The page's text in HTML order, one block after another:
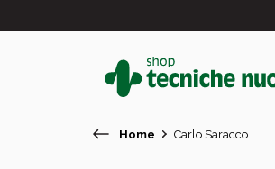
Home Carlo Saracco